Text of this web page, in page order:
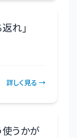
返れ」
詳しく見る →
うかが